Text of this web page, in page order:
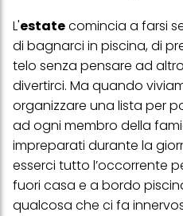
L'estatecomincia a farsi
di bagnarci in piscina, di
telo senza pensare ad
divertirci. Ma quando
organizzare una lista per
ad ogni membro della
impreparati durante la
esserci tutto l’occorrente
fuori casa e a bordo
qualcosa che ci fa